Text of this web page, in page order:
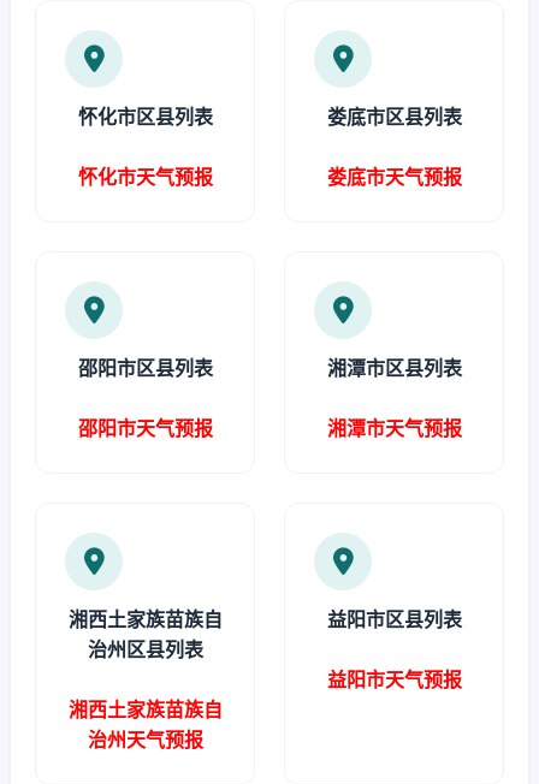
怀化市区县列表
怀化市天气预报
娄底市区县列表
娄底市天气预报
邵阳市区县列表
邵阳市天气预报
湘潭市区县列表
湘潭市天气预报
湘西土家族苗族自
治州区县列表
湘西土家族苗族自
治州天气预报
益阳市区县列表
益阳市天气预报